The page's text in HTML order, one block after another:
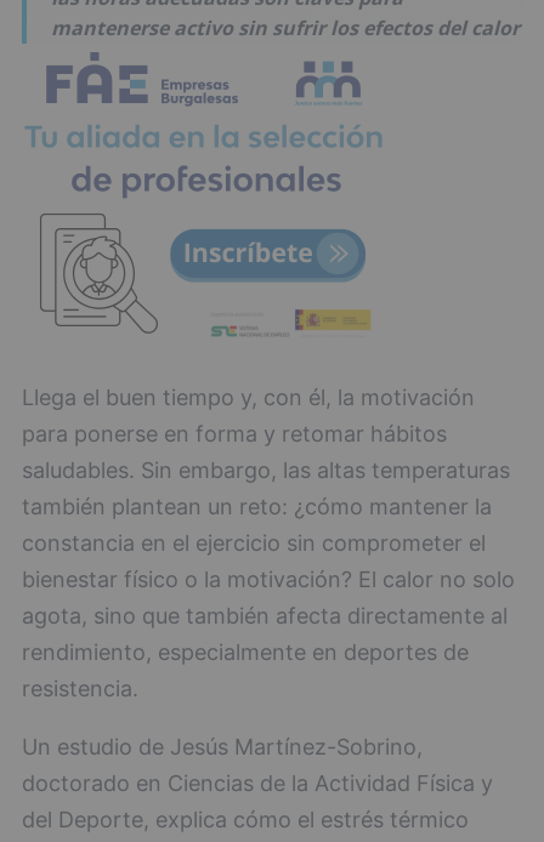
mantenerse activo sin sufrir los efectos del calor
Llega el buen tiempo y, con él, la motivación
para ponerse en forma y retomar hábitos
saludables. Sin embargo, las altas temperaturas
también plantean un reto: ¿cómo mantener la
constancia en el ejercicio sin comprometer el
bienestar físico o la motivación? El calor no solo
agota, sino que también afecta directamente al
rendimiento, especialmente en deportes de
resistencia.
Un estudio de Jesús Martínez-Sobrino,
doctorado en Ciencias de la Actividad Física y
del Deporte, explica cómo el estrés térmico